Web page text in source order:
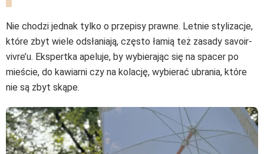
Nie chodzi jednak tylko o przepisy prawne. Letnie stylizacje,
które zbyt wiele odsłaniają, często łamią też zasady savoir-
vivre’u. Ekspertka apeluje, by wybierając się na spacer po
mieście, do kawiarni czy na kolację, wybierać ubrania, które
nie są zbyt skąpe.